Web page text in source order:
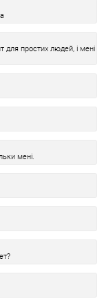
для простих людей, і мені
мені.